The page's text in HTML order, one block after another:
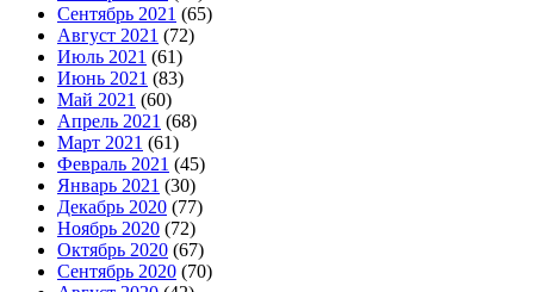
Сентябрь 2021 (65)
Август 2021 (72)
Июль 2021 (61)
Июнь 2021 (83)
Май 2021 (60)
Апрель 2021 (68)
Март 2021 (61)
Февраль 2021 (45)
Январь 2021 (30)
Декабрь 2020 (77)
Ноябрь 2020 (72)
Октябрь 2020 (67)
Сентябрь 2020 (70)